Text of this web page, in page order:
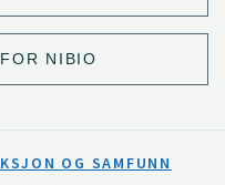
NIBIO
OG SAMFUNN